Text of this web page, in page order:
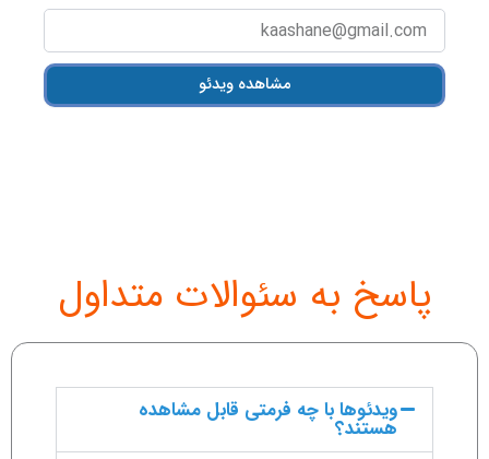
آدرس
ایمیل
مشاهده ویدئو
پاسخ به سئوالات متداول
ویدئوها با چه فرمتی قابل مشاهده
هستند؟